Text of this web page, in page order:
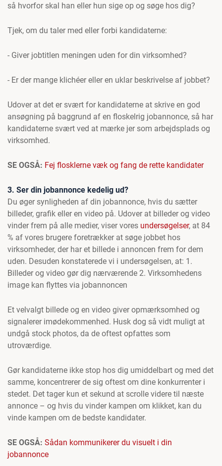
så hvorfor skal han eller hun sige op og søge hos dig?
Tjek, om du taler med eller forbi kandidaterne:
- Giver jobtitlen meningen uden for din virksomhed?
- Er der mange klichéer eller en uklar beskrivelse af jobbet?
Udover at det er svært for kandidaterne at skrive en god
ansøgning på baggrund af en floskelrig jobannonce, så har
kandidaterne svært ved at mærke jer som arbejdsplads og
virksomhed.
SE OGSÅ: Fej flosklerne væk og fang de rette kandidater
3. Ser din jobannonce kedelig ud?
Du øger synligheden af din jobannonce, hvis du sætter
billeder, grafik eller en video på. Udover at billeder og video
vinder frem på alle medier, viser vores undersøgelser, at 84
% af vores brugere foretrækker at søge jobbet hos
virksomheder, der har et billede i annoncen frem for dem
uden. Desuden konstaterede vi i undersøgelsen, at: 1.
Billeder og video gør dig nærværende 2. Virksomhedens
image kan flyttes via jobannoncen
Et velvalgt billede og en video giver opmærksomhed og
signalerer imødekommenhed. Husk dog så vidt muligt at
undgå stock photos, da de oftest opfattes som
utroværdige.
Gør kandidaterne ikke stop hos dig umiddelbart og med det
samme, koncentrerer de sig oftest om dine konkurrenter i
stedet. Det tager kun et sekund at scrolle videre til næste
annonce – og hvis du vinder kampen om klikket, kan du
vinde kampen om de bedste kandidater.
SE OGSÅ: Sådan kommunikerer du visuelt i din
jobannonce